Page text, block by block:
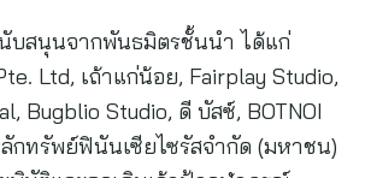
บสนุนจากพันธมิตรชั้นนำ ได้แก่
Ltd, เถ้าแก่น้อย, Fairplay Studio,
Bugblio Studio, ดี บัสซ์, BOTNOI
กทรัพย์ฟินันเซียไซรัสจำกัด (มหาชน)